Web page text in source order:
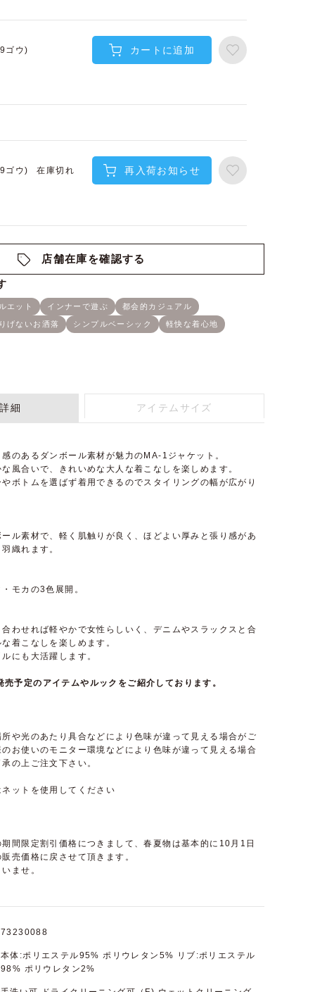
ゴウ) カートに追加
ゴウ) 在庫切れ 再入荷お知らせ
店舗在庫を確認する
細
アイテムサイズ
のあるダンボール素材が魅力のMA-1ジャケット。
風合いで、きれいめな大人な着こなしを楽しめます。
ボトムを選ばず着用できるのでスタイリングの幅が広がり
ル素材で、軽く肌触りが良く、ほどよい厚みと張り感があ
織れます。
モカの3色展開。
わせれば軽やかで女性らしいく、デニムやスラックスと合
着こなしを楽しめます。
にも大活躍します。
予定のアイテムやルックをご紹介しております。
や光のあたり具合などにより色味が違って見える場合がご
お使いのモニター環境などにより色味が違って見える場合
の上ご注文下さい。
ネットを使用してください
間限定割引価格につきまして、春夏物は基本的に10月1日
売価格に戻させて頂きます。
ませ。
73230088
本体:ポリエステル95% ポリウレタン5% リブ:ポリエステル
98% ポリウレタン2%